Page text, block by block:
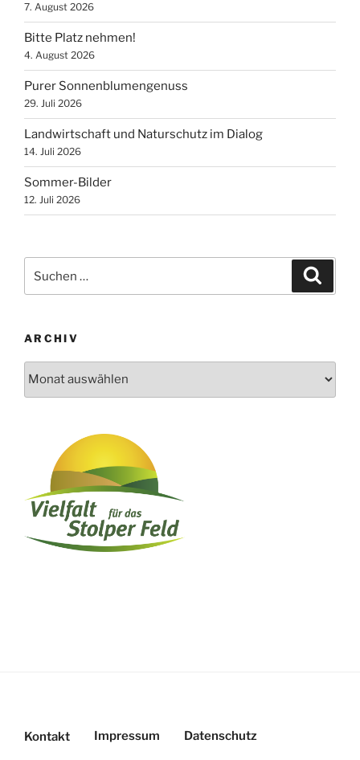
7. August 2026
Bitte Platz nehmen!
4. August 2026
Purer Sonnenblumengenuss
29. Juli 2026
Landwirtschaft und Naturschutz im Dialog
14. Juli 2026
Sommer-Bilder
12. Juli 2026
nach:
ARCHIV
Kontakt Impressum Datenschutz